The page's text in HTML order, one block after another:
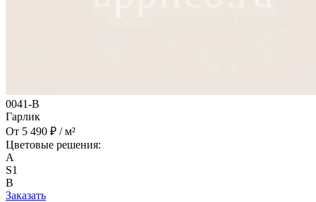
0041-B
Гарлик
От 5 490 ₽ / м²
Цветовые решения:
A
S1
B
Заказать